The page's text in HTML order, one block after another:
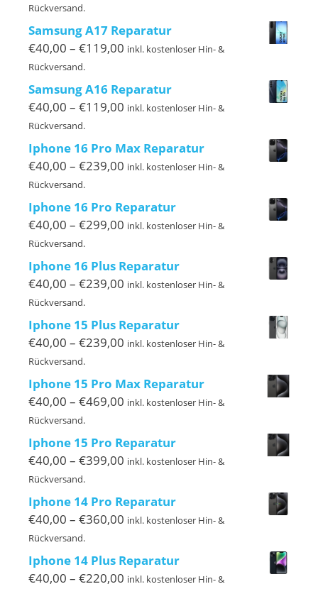
€140,00
Rückversand.
Samsung A17 Reparatur
€40,00 – €119,00 Preisspanne:
€119,00
inkl. kostenloser Hin- &
Rückversand.
Samsung A16 Reparatur
€40,00 – €119,00 Preisspanne:
bis
€119,00
inkl. kostenloser Hin- &
Rückversand.
Iphone 16 Pro Max Reparatur
€40,00 – €239,00 Preisspanne:
€239,00
inkl. kostenloser Hin- &
Rückversand.
Iphone 16 Pro Reparatur
€40,00 – €299,00 Preisspanne:
bis
€299,00
inkl. kostenloser Hin- &
Rückversand.
Iphone 16 Plus Reparatur
€40,00 – €239,00 Preisspanne:
bis
€239,00
inkl. kostenloser Hin- &
Rückversand.
Iphone 15 Plus Reparatur
€40,00 – €239,00 Preisspanne:
bis
€239,00
inkl. kostenloser Hin- &
Rückversand.
Iphone 15 Pro Max Reparatur
€40,00 – €469,00 Preisspanne:
€469,00
inkl. kostenloser Hin- &
Rückversand.
Iphone 15 Pro Reparatur
€40,00 – €399,00 Preisspanne:
€399,00
inkl. kostenloser Hin- &
Rückversand.
Iphone 14 Pro Reparatur
€40,00 – €360,00 Preisspanne:
bis
€360,00
inkl. kostenloser Hin- &
Rückversand.
Iphone 14 Plus Reparatur
€40,00 – €220,00 Preisspanne:
inkl. kostenloser Hin- &